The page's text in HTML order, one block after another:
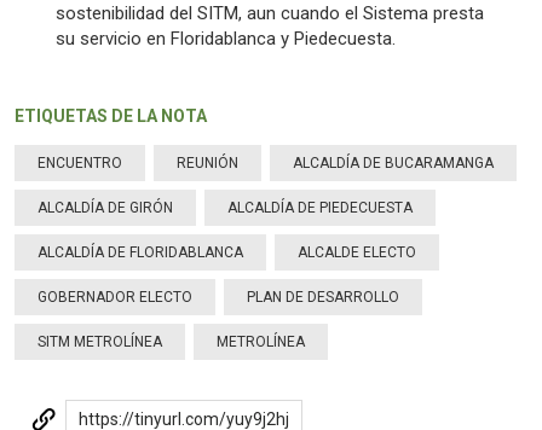
sostenibilidad del SITM, aun cuando el Sistema presta
su servicio en Floridablanca y Piedecuesta.
ETIQUETAS DE LA NOTA
ENCUENTRO REUNIÓN ALCALDÍA DE BUCARAMANGA
ALCALDÍA DE GIRÓN ALCALDÍA DE PIEDECUESTA
ALCALDÍA DE FLORIDABLANCA ALCALDE ELECTO
GOBERNADOR ELECTO PLAN DE DESARROLLO
SITM METROLÍNEA METROLÍNEA
https://tinyurl.com/yuy9j2hj